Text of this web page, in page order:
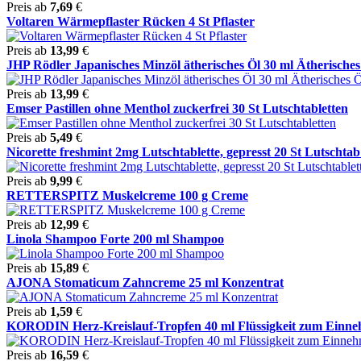
Preis ab 7,69 €
Voltaren Wärmepflaster Rücken 4 St Pflaster
Preis ab 13,99 €
JHP Rödler Japanisches Minzöl ätherisches Öl 30 ml
Preis ab 13,99 €
Emser Pastillen ohne Menthol zuckerfrei 30 St Lutschtabletten
Preis ab 5,49 €
Nicorette freshmint 2mg Lutschtablette, gepresst 20 St
Preis ab 9,99 €
RETTERSPITZ Muskelcreme 100 g Creme
Preis ab 12,99 €
Linola Shampoo Forte 200 ml Shampoo
Preis ab 15,89 €
AJONA Stomaticum Zahncreme 25 ml Konzentrat
Preis ab 1,59 €
KORODIN Herz-Kreislauf-Tropfen 40 ml Flüssigkeit zum
Preis ab 16,59 €